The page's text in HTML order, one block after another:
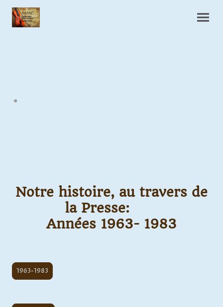
.
Notre histoire, au travers de
la Presse:
Années 1963- 1983
1963-1983